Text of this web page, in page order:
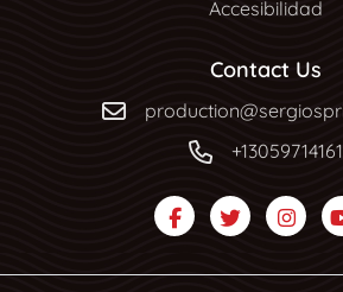
Accesibilidad
Contact Us
+13059714161